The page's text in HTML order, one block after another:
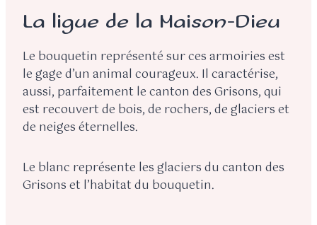
La ligue de la Maison-Dieu
Le bouquetin représenté sur ces armoiries est
le gage d’un animal courageux. Il caractérise,
aussi, parfaitement le canton des Grisons, qui
est recouvert de bois, de rochers, de glaciers et
de neiges éternelles.
Le blanc représente les glaciers du canton des
Grisons et l’habitat du bouquetin.